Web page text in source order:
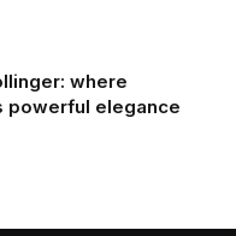
where
powerful elegance